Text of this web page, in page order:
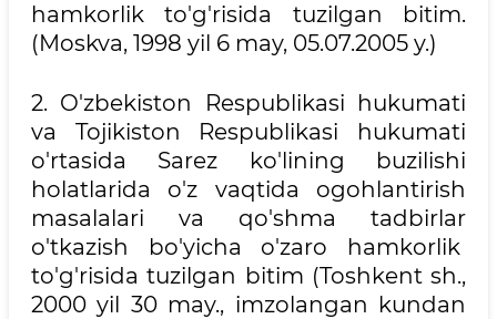
hamkorlik to'g'risida tuzilgan bitim.
(Moskva, 1998 yil 6 may, 05.07.2005 y.)
2. O'zbekiston Respublikasi hukumati
va Tojikiston Respublikasi hukumati
o'rtasida Sarez ko'lining buzilishi
holatlarida o'z vaqtida ogohlantirish
masalalari va qo'shma tadbirlar
o'tkazish bo'yicha o'zaro hamkorlik
to'g'risida tuzilgan bitim (Toshkent sh.,
2000 yil 30 may., imzolangan kundan